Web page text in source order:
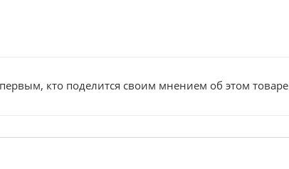
кто поделится своим мнением об этом товаре